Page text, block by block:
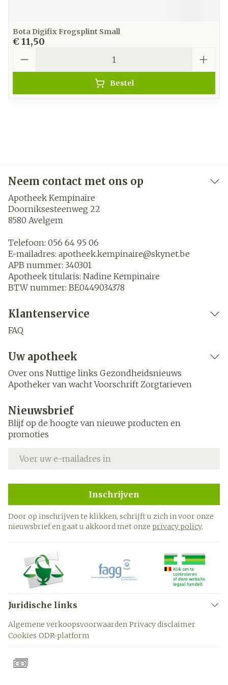
Bota Digifix Frogsplint Small
€ 11,50
Bestel
Neem contact met ons op
Apotheek Kempinaire
Doorniksesteenweg 22
8580 Avelgem
Telefoon: 056 64 95 06
E-mailadres: apotheek.kempinaire@skynet.be
APB nummer: 340301
Apotheek titularis: Nadine Kempinaire
BTW nummer: BE0449034378
Klantenservice
FAQ
Uw apotheek
Over ons Nuttige links Gezondheidsnieuws
Apotheker van wacht Voorschrift Zorgtarieven
Nieuwsbrief
Blijf op de hoogte van nieuwe producten en
promoties
Inschrijven
Door op inschrijven te klikken, schrijft u zich in voor onze
nieuwsbrief en gaat u akkoord met onze privacy policy.
Juridische links
Algemene verkoopsvoorwaarden Privacy disclaimer
Cookies ODR-platform